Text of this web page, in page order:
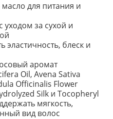
для питания и
уходом за сухой и
эластичность, блеск и
аромат
Oil, Avena Sativa
Officinalis Flower
Silk и Tocopheryl
мягкость,
вид волос